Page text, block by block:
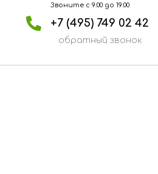
Звоните с 9:00 до 19:00
+7 (495) 749 02 42
обратный звонок